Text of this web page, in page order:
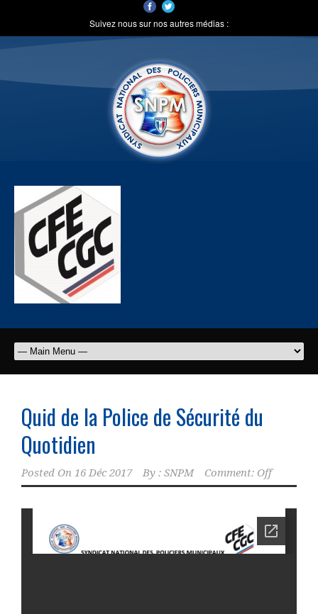
Suivez nous sur nos autres médias :
Quid de la Police de Sécurité du
Quotidien
Posted On 16 Déc 2017 By : SNPM Comment: Off